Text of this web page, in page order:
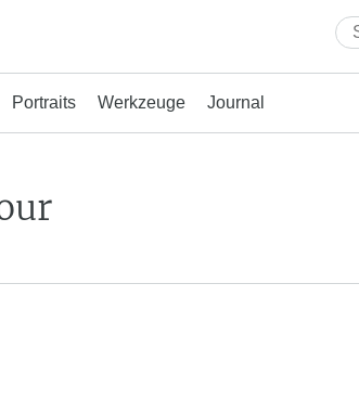
Portraits Werkzeuge Journal